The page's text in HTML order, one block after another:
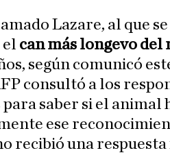
Lazare, al que
el can más longevo del
según comunicó
consultó a los
saber si el animal
ese
recibió una